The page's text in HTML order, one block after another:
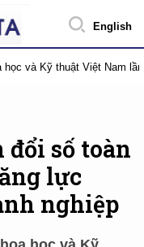
English
học và Kỹ thuật Việt Nam
đổi số toàn
lực
nghiệp